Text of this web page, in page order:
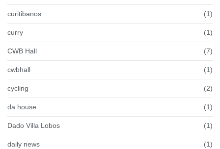
curitibanos (1)
curry (1)
CWB Hall (7)
cwbhall (1)
cycling (2)
da house (1)
Dado Villa Lobos (1)
daily news (1)